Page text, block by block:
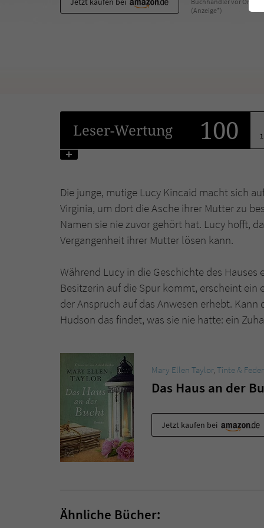
(Anzeige*)
Leser-Wertung 100
1
Die junge, mutige Lucy Kincaid macht sich
Virginia, um dort die Asche ihrer Mutter zu
Namen sie nie zuvor gehört hat. Lucy hofft,
Vergangenheit ihrer Mutter lösen kann.
Während Lucy in die Geschichte des
Besitzerin auf die Spur kommt, erscheint
der Anspruch auf das Anwesen erhebt.
Hudson das findet, was sie nie hatte: ein
Mary Ellen Taylor,Tinte & Feder
Das Haus an der
Jetzt kaufen bei
Ähnliche Bücher: